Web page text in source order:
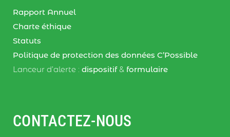
Rapport Annuel
Charte éthique
Statuts
Politique de protection des données C’Possible
Lanceur d’alerte : dispositif & formulaire
CONTACTEZ-NOUS